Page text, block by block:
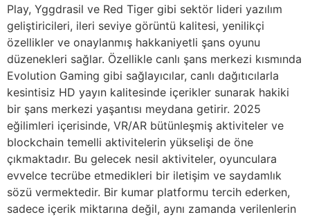
Play, Yggdrasil ve Red Tiger gibi sektör lideri yazılım
geliştiricileri, ileri seviye görüntü kalitesi, yenilikçi
özellikler ve onaylanmış hakkaniyetli şans oyunu
düzenekleri sağlar. Özellikle canlı şans merkezi kısmında
Evolution Gaming gibi sağlayıcılar, canlı dağıtıcılarla
kesintisiz HD yayın kalitesinde içerikler sunarak hakiki
bir şans merkezi yaşantısı meydana getirir. 2025
eğilimleri içerisinde, VR/AR bütünleşmiş aktiviteler ve
blockchain temelli aktivitelerin yükselişi de öne
çıkmaktadır. Bu gelecek nesil aktiviteler, oyunculara
evvelce tecrübe etmedikleri bir iletişim ve saydamlık
sözü vermektedir. Bir kumar platformu tercih ederken,
sadece içerik miktarına değil, aynı zamanda verilenlerin